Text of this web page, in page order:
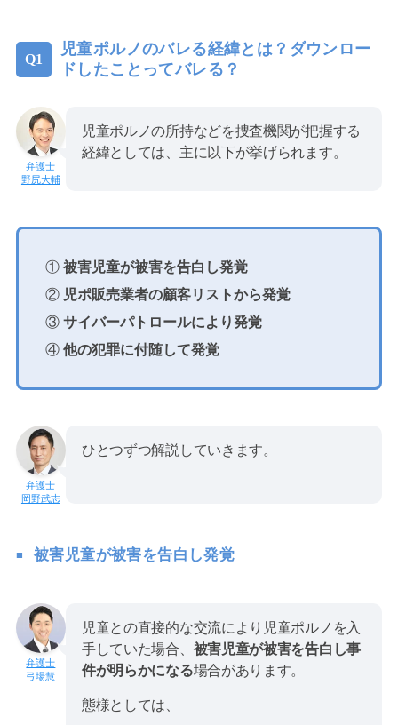
児童ポルノのバレる経緯とは？ダウンロー
ドしたことってバレる？
野尻大輔
児童ポルノの所持などを捜査機関が把握する
経緯としては、主に以下が挙げられます。
① 被害児童が被害を告白し発覚
② 児ポ販売業者の顧客リストから発覚
③ サイバーパトロールにより発覚
④ 他の犯罪に付随して発覚
岡野武志
ひとつずつ解説していきます。
被害児童が被害を告白し発覚
弓場慧
児童との直接的な交流により児童ポルノを入
手していた場合、 被害児童が被害を告白し事
件が明らかになる場合があります。
態様としては、